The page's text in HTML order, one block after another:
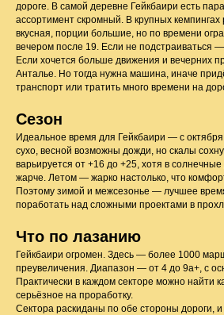
дороге. В самой деревне Гейкбаири есть
ассортимент скромный. В крупных
вкусная, порции большие, но по времени
вечером после 19. Если не подстраиваться
Если хочется больше движения и вечерних
Анталье. Но тогда нужна машина, иначе
транспорт или тратить много времени на
Сезон
Идеальное время для Гейкбаири — с
сухо, весной возможны дожди, но скалы
варьируется от +16 до +25, хотя в
жарче. Летом — жарко настолько, что
Поэтому зимой и межсезонье — лучшее
поработать над сложными проектами в
Что по лазанию
Гейкбаири огромен. Здесь — более 1000
преувеличения. Диапазон — от 4 до 9a+, с
Практически в каждом секторе можно найти
серьёзное на проработку.
Сектора раскиданы по обе стороны дороги,